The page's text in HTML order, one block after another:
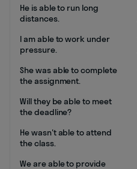
He is able to run long
distances.
I am able to work under
pressure.
She was able to complete
the assignment.
Will they be able to meet
the deadline?
He wasn't able to attend
the class.
We are able to provide